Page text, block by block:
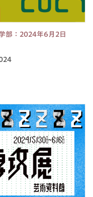
部：2024年6月2日